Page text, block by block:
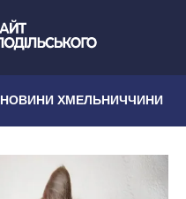
НОВИНИ ХМЕЛЬНИЧЧИНИ